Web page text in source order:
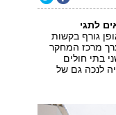
לתגי
גורף בקשות
מרכז המחקר
בתי חולים
לנכה גם של